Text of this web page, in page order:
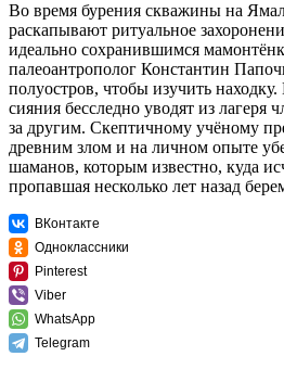
Во время бурения скважины на
раскапывают ритуальное
идеально сохранившимся
палеоантрополог Константин
полуостров, чтобы изучить
сияния бесследно уводят из лагеря
за другим. Скептичному учёному
древним злом и на личном опыте
шаманов, которым известно, куда
пропавшая несколько лет назад
ВКонтакте
Одноклассники
Pinterest
Viber
WhatsApp
Telegram